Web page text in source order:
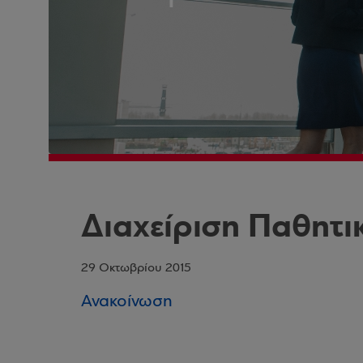
Διαχείριση
29 Οκτωβρίου 2015
Ανακοίνωση